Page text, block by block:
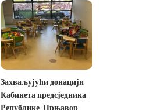
Захваљујући донацији
Кабинета предсједника
Републике, Прњавор